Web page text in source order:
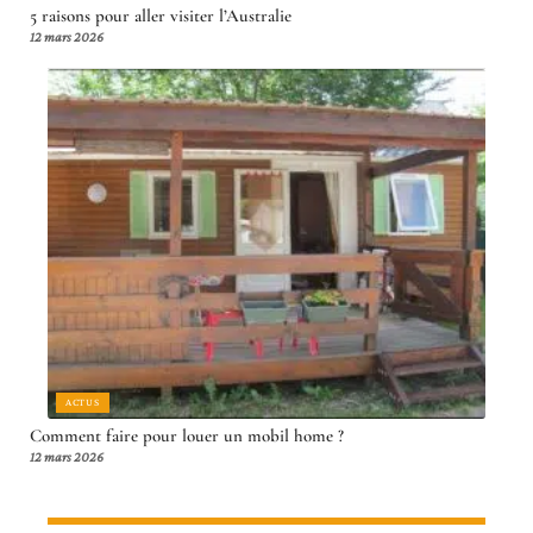
5 raisons pour aller visiter l’Australie
12 mars 2026
ACTUS
Comment faire pour louer un mobil home ?
12 mars 2026